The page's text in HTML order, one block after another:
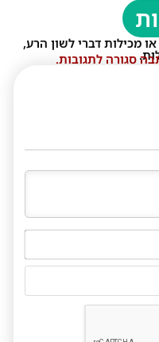
מכילות דברי לשון הרע,
סגורה לתגובות.
שם*